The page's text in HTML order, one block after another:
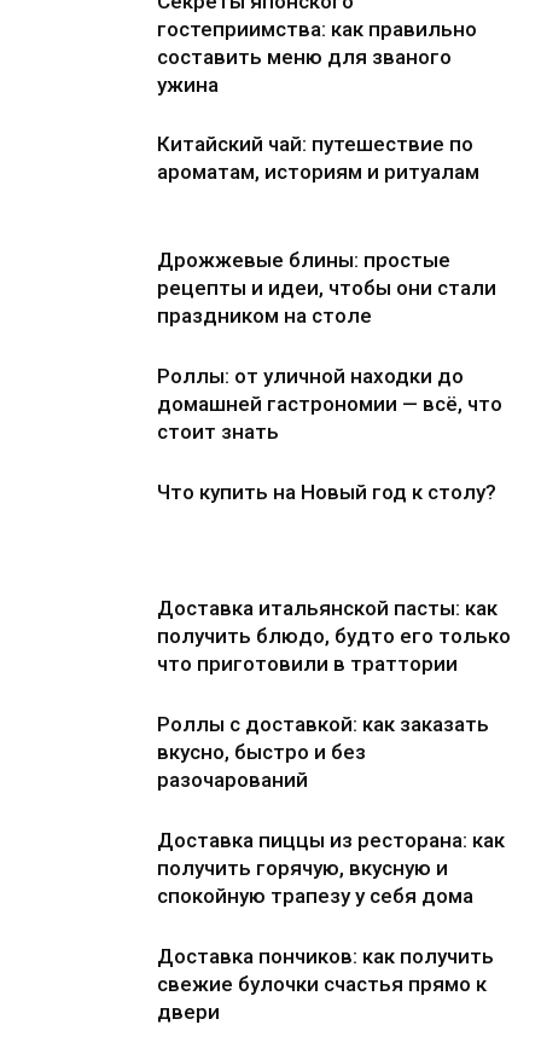
гостеприимства: как правильно
составить меню для званого
ужина
Китайский чай: путешествие по
ароматам, историям и ритуалам
Дрожжевые блины: простые
рецепты и идеи, чтобы они стали
праздником на столе
Роллы: от уличной находки до
домашней гастрономии — всё, что
стоит знать
Что купить на Новый год к столу?
Доставка итальянской пасты: как
получить блюдо, будто его только
что приготовили в траттории
Роллы с доставкой: как заказать
вкусно, быстро и без
разочарований
Доставка пиццы из ресторана: как
получить горячую, вкусную и
спокойную трапезу у себя дома
Доставка пончиков: как получить
свежие булочки счастья прямо к
двери